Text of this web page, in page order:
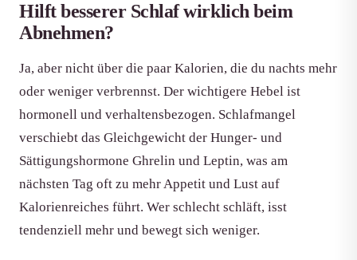
Hilft besserer Schlaf wirklich beim
Abnehmen?
Ja, aber nicht über die paar Kalorien, die du nachts mehr
oder weniger verbrennst. Der wichtigere Hebel ist
hormonell und verhaltensbezogen. Schlafmangel
verschiebt das Gleichgewicht der Hunger- und
Sättigungshormone Ghrelin und Leptin, was am
nächsten Tag oft zu mehr Appetit und Lust auf
Kalorienreiches führt. Wer schlecht schläft, isst
tendenziell mehr und bewegt sich weniger.